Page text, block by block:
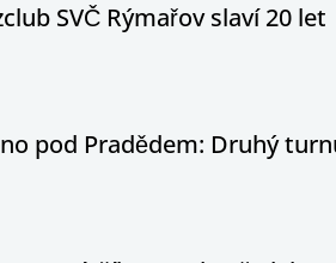
SVČ Rýmařov slaví 20 let
pod Pradědem: Druhý